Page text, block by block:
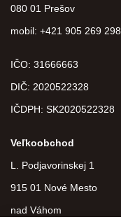
080 01 Prešov
mobil: +421 905 269 298
IČO: 31666663
DIČ: 2020522328
IČDPH: SK2020522328
Veľkoobchod
L. Podjavorinskej 1
915 01 Nové Mesto
nad Váhom